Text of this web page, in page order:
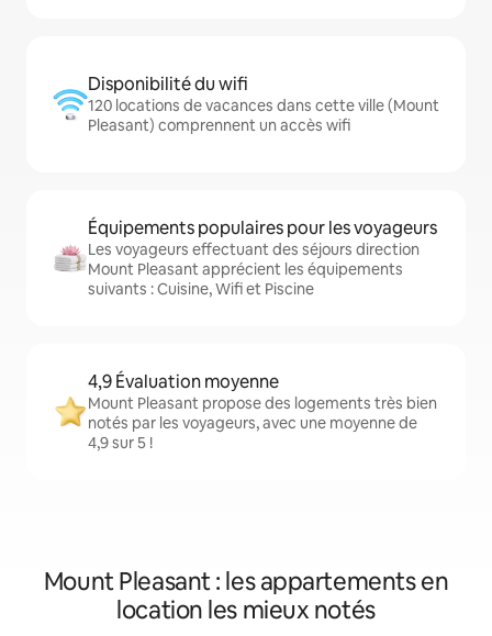
Disponibilité du wifi
120 locations de vacances dans cette ville (Mount
Pleasant) comprennent un accès wifi
Équipements populaires pour les voyageurs
Les voyageurs effectuant des séjours direction
Mount Pleasant apprécient les équipements
suivants : Cuisine, Wifi et Piscine
4,9 Évaluation moyenne
Mount Pleasant propose des logements très bien
notés par les voyageurs, avec une moyenne de
4,9 sur 5 !
Mount Pleasant : les appartements en
location les mieux notés